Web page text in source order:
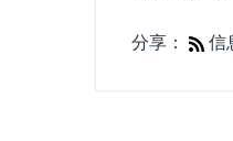
分享： 信